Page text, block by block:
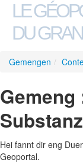
LE
DU
Gemengen /
Hei fannt dir eng
Geoportal.